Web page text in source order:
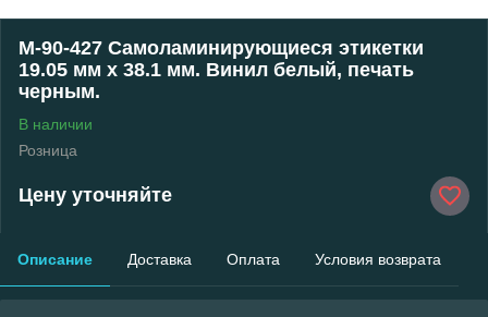
M-90-427 Самоламинирующиеся этикетки
19.05 мм х 38.1 мм. Винил белый, печать
черным.
В наличии
Розница
Цену уточняйте
Описание Доставка Оплата Условия возврата